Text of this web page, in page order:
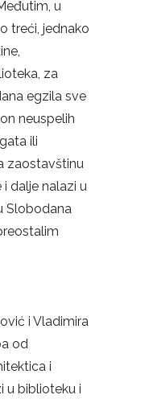
u
treći, jednako
za
egzila sve
neuspelih
ili
zaostavštinu
dalje nalazi u
Slobodana
i Vladimira
od
i
u biblioteku i